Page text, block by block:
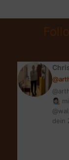
NEUE
dein